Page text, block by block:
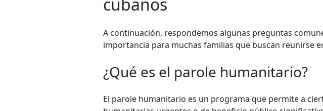
A continuación, respondemos algunas preguntas
importancia para muchas familias que buscan reunirse
¿Qué es el parole humanitario?
El parole humanitario es un programa que permite a